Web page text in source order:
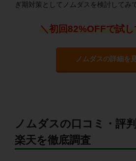
ぎ期対策としてノムダスを検討してみ
＼初回82%OFFで試
ノムダスの詳細を
ノムダスの口コミ・評
楽天を徹底調査